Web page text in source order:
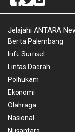
Jelajahi ANTARA
Berita Palembang
Info Sumsel
Lintas Daerah
Polhukam
Ekonomi
Olahraga
Nasional